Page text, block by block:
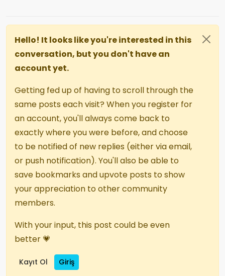
Hello! It looks like you're interested in this
conversation, but you don't have an
account yet.
Getting fed up of having to scroll through the
same posts each visit? When you register for
an account, you'll always come back to
exactly where you were before, and choose
to be notified of new replies (either via email,
or push notification). You'll also be able to
save bookmarks and upvote posts to show
your appreciation to other community
members.
With your input, this post could be even
better 💗
Kayıt Ol Giriş